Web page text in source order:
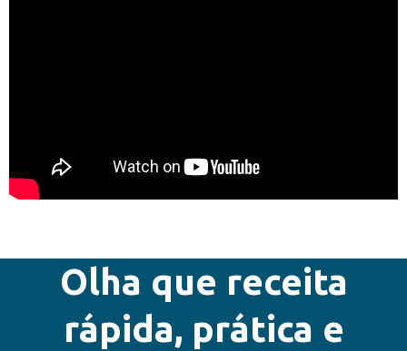
Olha que receita
rápida, prática e